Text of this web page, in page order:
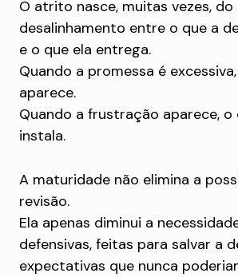
O atrito nasce, muitas vezes, do
desalinhamento entre o que a
e o que ela entrega.
Quando a promessa é
aparece.
Quando a frustração aparece,
instala.
A maturidade não elimina a
revisão.
Ela apenas diminui a
defensivas, feitas para salvar a
expectativas que nunca